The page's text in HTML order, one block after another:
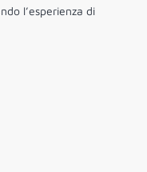
l’esperienza di